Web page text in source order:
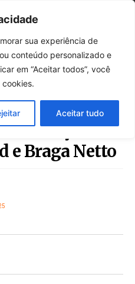
sua experiência de
conteúdo personalizado e
em “Aceitar todos”, você
Aceitar tudo
acareação
e Braga Netto